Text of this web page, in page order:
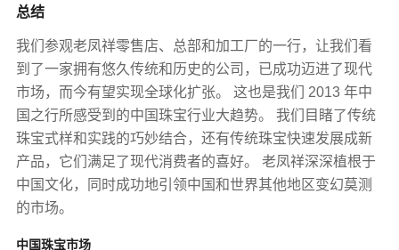
总结
我们参观老凤祥零售店、总部和加工厂的一行，让我们看
到了一家拥有悠久传统和历史的公司，已成功迈进了现代
市场，而今有望实现全球化扩张。 这也是我们 2013 年中
国之行所感受到的中国珠宝行业大趋势。 我们目睹了传统
珠宝式样和实践的巧妙结合，还有传统珠宝快速发展成新
产品，它们满足了现代消费者的喜好。 老凤祥深深植根于
中国文化，同时成功地引领中国和世界其他地区变幻莫测
的市场。
中国珠宝市场